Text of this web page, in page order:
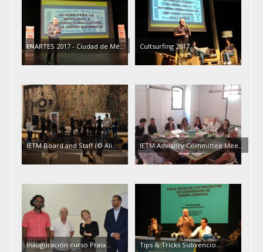
ENARTES 2017 - Ciudad de Mé... Cultsurfing 2017
IETM Board and Staff (© Ali... IETM Advisory Committee Mee...
Inauguración curso Praia... Tips & Tricks Subvencio...